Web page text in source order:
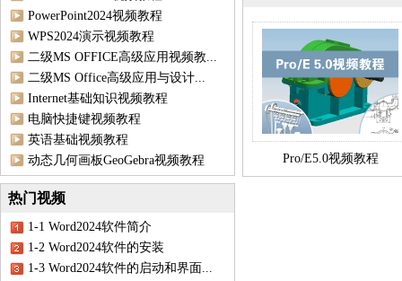
PowerPoint2024视频教程
WPS2024演示视频教程
二级MS OFFICE高级应用视频教...
二级MS Office高级应用与设计...
Internet基础知识视频教程
电脑快捷键视频教程
英语基础视频教程
动态几何画板GeoGebra视频教程
热门视频
1-1 Word2024软件简介
1-2 Word2024软件的安装
1-3 Word2024软件的启动和界面...
Pro/E5.0视频教程